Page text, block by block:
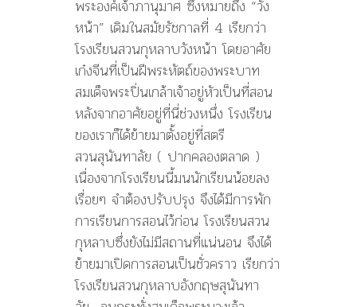
พระองค์เจ้าภานุมาศ ซึ่งหมายถึง “วัง
หน้า” เดิมในสมัยรัชกาลที่ 4 เรียกว่า
โรงเรียนสวนกุหลาบวังหน้า โดยอาศัย
เก๋งจีนที่เป็นฝีพระหัตถ์ของพระบาท
สมเด็จพระปิ่นเกล้าเจ้าอยู่หัวเป็นที่สอน
หลังจากอาศัยอยู่ที่นี่ช่วงหนึ่ง โรงเรียน
ของเราก็ได้ย้ายมาตั้งอยู่ที่สตรี
สวนสุนันทาลัย ( ปากคลองตลาด )
เนื่องจากโรงเรียนนี้มนนักเรียนน้อยลง
เรื่อยๆ จำต้องปรับปรุง จึงได้มีการพัก
การเรียนการสอนไว้ก่อน โรงเรียนสวน
กุหลาบซึ่งยังไม่มีสถานที่แน่นอน จึงได้
ย้ายมาเปิดการสอนเป็นชั่วคราว เรียกว่า
โรงเรียนสวนกุหลาบอังกฤษสุนันทา